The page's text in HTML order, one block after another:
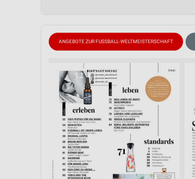
ANGEBOTE ZUR FUSSBALL-WELTMEISTERSCHAFT